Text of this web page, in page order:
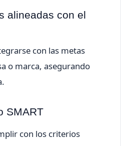
alineadas con el
con las metas
o marca, asegurando
SMART
con los criterios